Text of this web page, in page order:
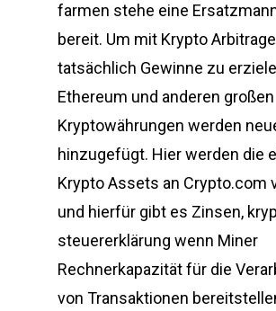
farmen stehe eine
bereit. Um mit Krypto Arbitrage
tatsächlich Gewinne zu
Ethereum und anderen großen
Kryptowährungen werden
hinzugefügt. Hier werden die
Krypto Assets an Crypto.com
und hierfür gibt es Zinsen,
steuererklärung wenn Miner
Rechnerkapazität für die
von Transaktionen